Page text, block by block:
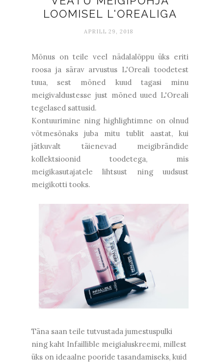
LOOMISEL L'OREALIGA
APRILL 29, 2018
Mõnus on teile veel nädalalõppu üks eriti
roosa ja särav arvustus L'Oreali toodetest
tuua, sest mõned kuud tagasi minu
meigivaldustesse just mõned uued L'Oreali
tegelased sattusid.
Kontuurimine ning highlightimne on olnud
võtmesõnaks juba mitu tublit aastat, kui
jätkuvalt täienevad meigibrändide
kollektsioonid toodetega, mis
meigikasutajatele lihtsust ning uudsust
meigikotti tooks.
Täna saan teile tutvustada jumestuspulki
ning kaht Infaillible meigialuskreemi, millest
üks on ideaalne pooride tasandamiseks, kuid